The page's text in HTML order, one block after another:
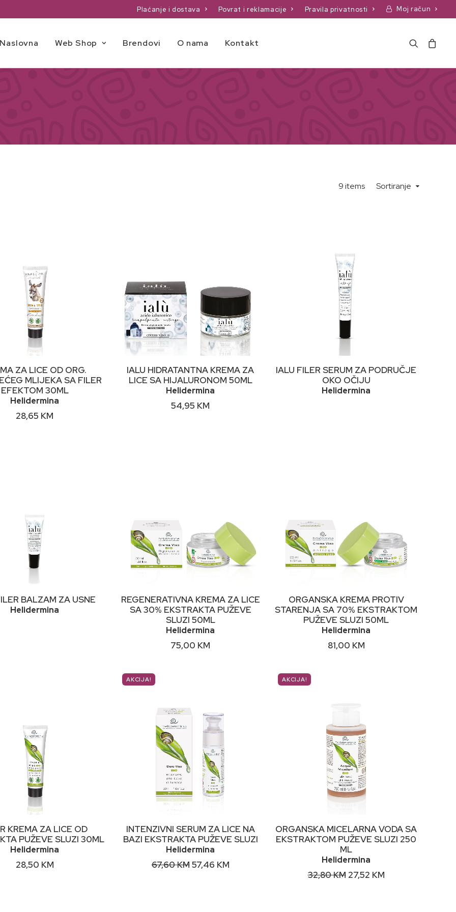
Plaćanje i dostava Povrat i reklamacije Pravila privatnosti Moj račun
Naslovna Web Shop Brendovi O nama Kontakt
Sortiranje
9 items
DODAJ U KORPU
ZA LICE OD ORG.
MLIJEKA SA FILER
EFEKTOM 30ML
Helidermina
28,65 KM
DODAJ U KORPU
IALU HIDRATANTNA KREMA ZA
LICE SA HIJALURONOM 50ML
Helidermina
54,95 KM
PROČITAJ VIŠE
IALU FILER SERUM ZA PODRUČJE
OKO OČIJU
Helidermina
PROČITAJ VIŠE
BALZAM ZA USNE
Helidermina
DODAJ U KORPU
REGENERATIVNA KREMA ZA LICE
SA 30% EKSTRAKTA PUŽEVE
SLUZI 50ML
Helidermina
75,00 KM
DODAJ U KORPU
ORGANSKA KREMA PROTIV
STARENJA SA 70% EKSTRAKTOM
PUŽEVE SLUZI 50ML
Helidermina
81,00 KM
DODAJ U KORPU
KREMA ZA LICE OD
PUŽEVE SLUZI 30ML
Helidermina
28,50 KM
AKCIJA!
DODAJ U KORPU
INTENZIVNI SERUM ZA LICE NA
BAZI EKSTRAKTA PUŽEVE SLUZI
Helidermina
67,60KM Original
57,46 KMCurrent
AKCIJA!
DODAJ U KORPU
ORGANSKA MICELARNA VODA SA
EKSTRAKTOM PUŽEVE SLUZI 250
ML
Helidermina
32,80KM Original
27,52 KMCurrent